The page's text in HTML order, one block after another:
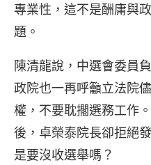
專業性，這不是酬庸與
題。
陳清龍說，中選會委員
政院也一再呼籲立法院
權，不要耽擱選務工作
後，卓榮泰院長卻拒絕
是要沒收選舉嗎？